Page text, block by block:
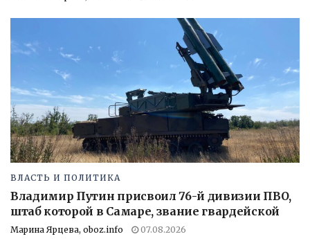
ВЛАСТЬ И ПОЛИТИКА
Владимир Путин присвоил 76-й дивизии ПВО,
штаб которой в Самаре, звание гвардейской
Марина Ярцева, oboz.info 07.08.2026